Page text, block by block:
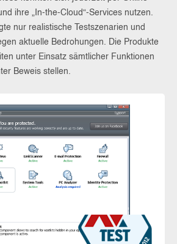
ihre „In-the-Cloud“-Services nutzen.
nur realistische Testszenarien und
aktuelle Bedrohungen. Die Produkte
unter Einsatz sämtlicher Funktionen
Beweis stellen.